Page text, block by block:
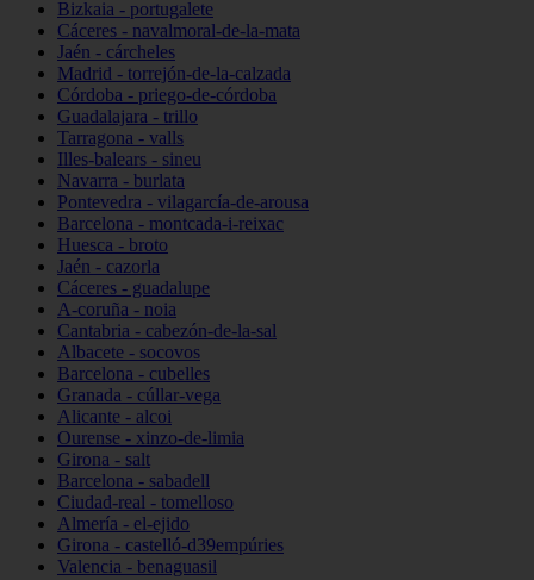
Bizkaia - portugalete
Cáceres - navalmoral-de-la-mata
Jaén - cárcheles
Madrid - torrejón-de-la-calzada
Córdoba - priego-de-córdoba
Guadalajara - trillo
Tarragona - valls
Illes-balears - sineu
Navarra - burlata
Pontevedra - vilagarcía-de-arousa
Barcelona - montcada-i-reixac
Huesca - broto
Jaén - cazorla
Cáceres - guadalupe
A-coruña - noia
Cantabria - cabezón-de-la-sal
Albacete - socovos
Barcelona - cubelles
Granada - cúllar-vega
Alicante - alcoi
Ourense - xinzo-de-limia
Girona - salt
Barcelona - sabadell
Ciudad-real - tomelloso
Almería - el-ejido
Girona - castelló-d39empúries
Valencia - benaguasil